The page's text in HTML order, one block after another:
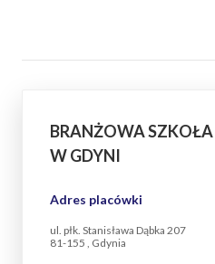
BRANŻOWA
W GDYNI
Adres placówki
ul. płk. Stanisława Dąbka 207
81-155 , Gdynia